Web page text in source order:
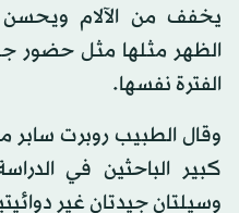
يخفف من الآلام ويحسن
الظهر مثلها مثل حضور
الفترة نفسها.
وقال الطبيب روبرت
كبير الباحثين في
وسيلتان جيدتان غير